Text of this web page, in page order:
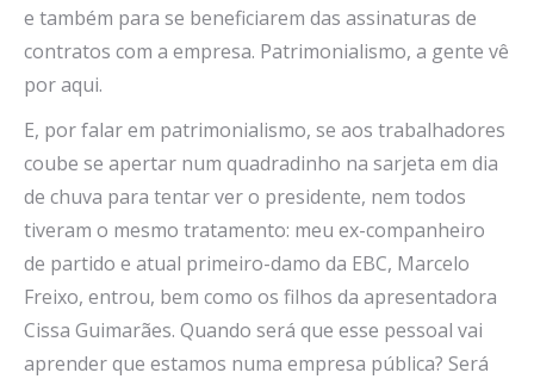
e também para se beneficiarem das assinaturas de
contratos com a empresa. Patrimonialismo, a gente vê
por aqui.
E, por falar em patrimonialismo, se aos trabalhadores
coube se apertar num quadradinho na sarjeta em dia
de chuva para tentar ver o presidente, nem todos
tiveram o mesmo tratamento: meu ex-companheiro
de partido e atual primeiro-damo da EBC, Marcelo
Freixo, entrou, bem como os filhos da apresentadora
Cissa Guimarães. Quando será que esse pessoal vai
aprender que estamos numa empresa pública? Será